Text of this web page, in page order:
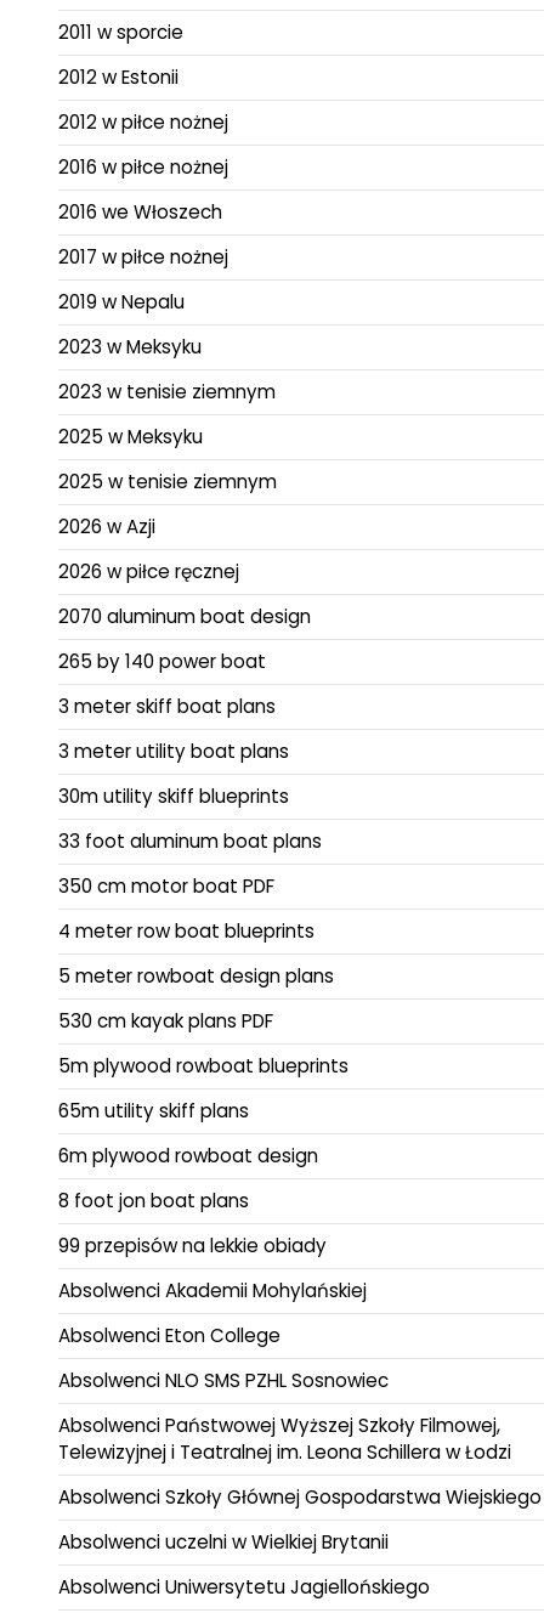
2011 w sporcie
2012 w Estonii
2012 w piłce nożnej
2016 w piłce nożnej
2016 we Włoszech
2017 w piłce nożnej
2019 w Nepalu
2023 w Meksyku
2023 w tenisie ziemnym
2025 w Meksyku
2025 w tenisie ziemnym
2026 w Azji
2026 w piłce ręcznej
2070 aluminum boat design
265 by 140 power boat
3 meter skiff boat plans
3 meter utility boat plans
30m utility skiff blueprints
33 foot aluminum boat plans
350 cm motor boat PDF
4 meter row boat blueprints
5 meter rowboat design plans
530 cm kayak plans PDF
5m plywood rowboat blueprints
65m utility skiff plans
6m plywood rowboat design
8 foot jon boat plans
99 przepisów na lekkie obiady
Absolwenci Akademii Mohylańskiej
Absolwenci Eton College
Absolwenci NLO SMS PZHL Sosnowiec
Absolwenci Państwowej Wyższej Szkoły Filmowej,
Telewizyjnej i Teatralnej im. Leona Schillera w Łodzi
Absolwenci Szkoły Głównej Gospodarstwa Wiejskiego
Absolwenci uczelni w Wielkiej Brytanii
Absolwenci Uniwersytetu Jagiellońskiego